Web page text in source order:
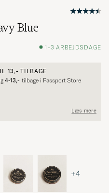
Blue
1-3 ARBEJDSDAGE
13,- TILBAGE
4-13,- tilbage i Passport Store
Læs mere
+4